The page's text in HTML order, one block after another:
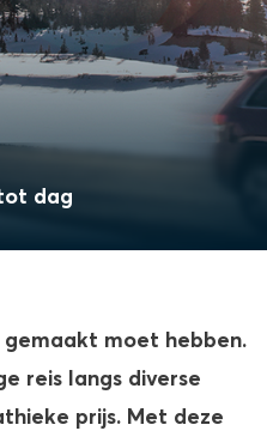
dag
gemaakt moet hebben.
reis langs diverse
prijs. Met deze